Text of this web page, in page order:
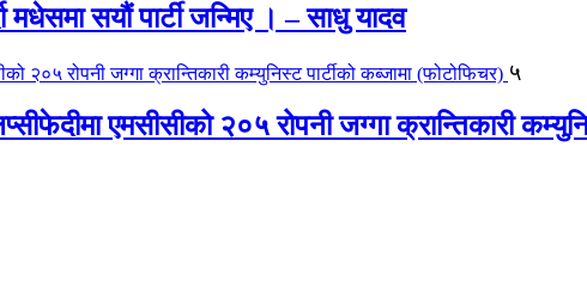
सयौं पार्टी जन्मिए । – साधु यादव
५
एमसीसीको २०५ रोपनी जग्गा क्रान्तिकारी